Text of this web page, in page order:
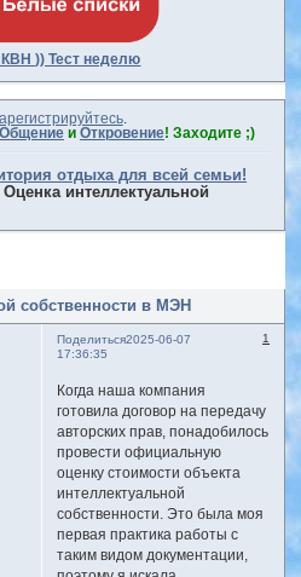
)) Тест неделю
.
Общениеи Откровение! Заходите ;)
отдыха для всей семьи!
Оценка интеллектуальной
собственности в МЭН
Поделиться 1
2025-06-07
17:36:35
Когда наша компания
готовила договор на передачу
авторских прав, понадобилось
провести официальную
оценку стоимости объекта
интеллектуальной
собственности. Это была моя
первая практика работы с
таким видом документации,